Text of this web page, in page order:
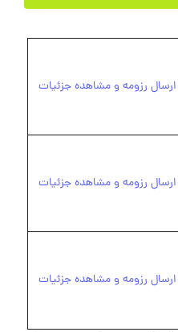
ارسال رزومه و مشاهده جزئیات
ارسال رزومه و مشاهده جزئیات
ارسال رزومه و مشاهده جزئیات